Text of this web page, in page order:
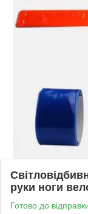
руки ноги
Готово до